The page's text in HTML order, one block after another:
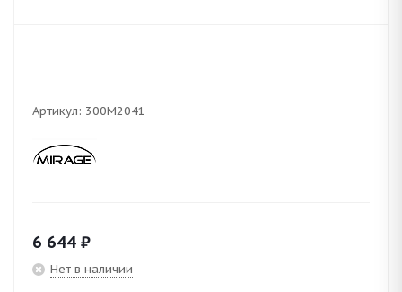
Артикул: 300M2041
6 644 ₽
Нет в наличии